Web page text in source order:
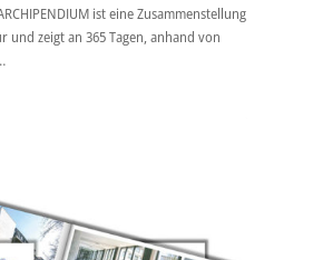
ist eine Zusammenstellung
und zeigt an 365 Tagen, anhand von